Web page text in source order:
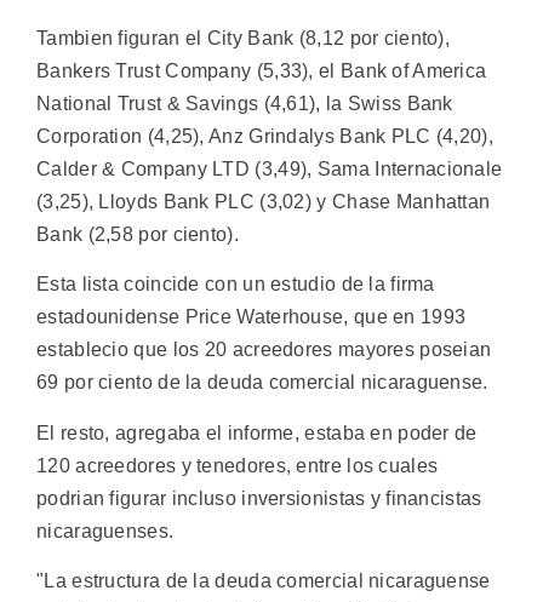
Tambien figuran el City Bank (8,12 por ciento),
Bankers Trust Company (5,33), el Bank of America
National Trust & Savings (4,61), la Swiss Bank
Corporation (4,25), Anz Grindalys Bank PLC (4,20),
Calder & Company LTD (3,49), Sama Internacionale
(3,25), Lloyds Bank PLC (3,02) y Chase Manhattan
Bank (2,58 por ciento).
Esta lista coincide con un estudio de la firma
estadounidense Price Waterhouse, que en 1993
establecio que los 20 acreedores mayores poseian
69 por ciento de la deuda comercial nicaraguense.
El resto, agregaba el informe, estaba en poder de
120 acreedores y tenedores, entre los cuales
podrian figurar incluso inversionistas y financistas
nicaraguenses.
"La estructura de la deuda comercial nicaraguense